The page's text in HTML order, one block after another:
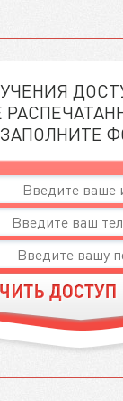
ЗАПОЛНИТЕ